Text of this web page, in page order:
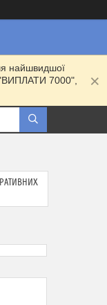
найшвидшої
7000",